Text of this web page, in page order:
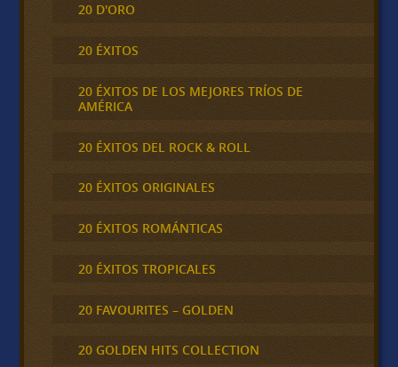
20 D'ORO
20 ÉXITOS
20 ÉXITOS DE LOS MEJORES TRÍOS DE
AMÉRICA
20 ÉXITOS DEL ROCK & ROLL
20 ÉXITOS ORIGINALES
20 ÉXITOS ROMÁNTICAS
20 ÉXITOS TROPICALES
20 FAVOURITES – GOLDEN
20 GOLDEN HITS COLLECTION